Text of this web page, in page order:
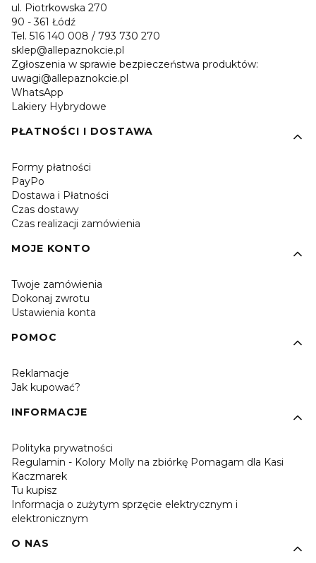
ul. Piotrkowska 270
90 - 361 Łódź
Tel. 516 140 008 / 793 730 270
sklep@allepaznokcie.pl
Zgłoszenia w sprawie bezpieczeństwa produktów:
uwagi@allepaznokcie.pl
WhatsApp
Lakiery Hybrydowe
PŁATNOŚCI I DOSTAWA
Formy płatności
PayPo
Dostawa i Płatności
Czas dostawy
Czas realizacji zamówienia
MOJE KONTO
Twoje zamówienia
Dokonaj zwrotu
Ustawienia konta
POMOC
Reklamacje
Jak kupować?
INFORMACJE
Polityka prywatności
Regulamin - Kolory Molly na zbiórkę Pomagam dla Kasi
Kaczmarek
Tu kupisz
Informacja o zużytym sprzęcie elektrycznym i
elektronicznym
O NAS